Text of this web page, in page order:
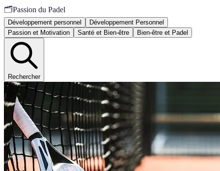
🗂️Passion du Padel
Développement personnel
Développement Personnel
Passion et Motivation
Santé et Bien-être Bien-être et Padel
Rechercher